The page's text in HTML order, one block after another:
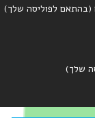
(בהתאם לפוליסה שלך)
שלך)